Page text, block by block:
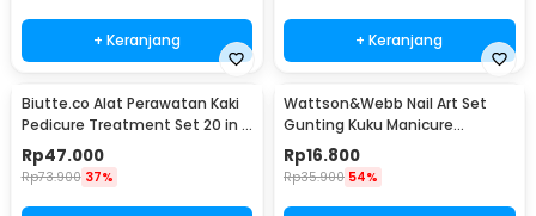
+ Keranjang + Keranjang
Biutte.co Alat Perawatan Kaki
Pedicure Treatment Set 20 in 1
- GR5663
Rp47.000
Rp73.900 37%
Wattson&Webb Nail Art Set
Gunting Kuku Manicure
Pedicure 12 PCS - B07T
Rp16.800
Rp35.900 54%